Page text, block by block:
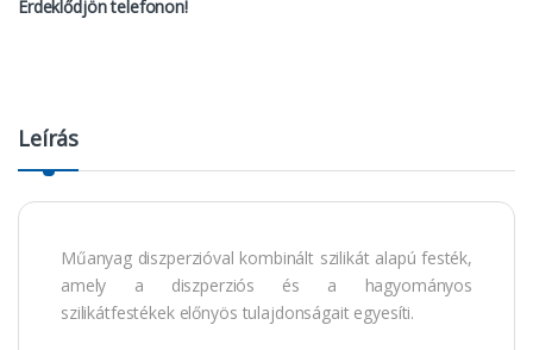
Érdeklődjön telefonon!
Leírás
Műanyag diszperzióval kombinált szilikát alapú festék,
amely a diszperziós és a hagyományos
szilikátfestékek előnyös tulajdonságait egyesíti.